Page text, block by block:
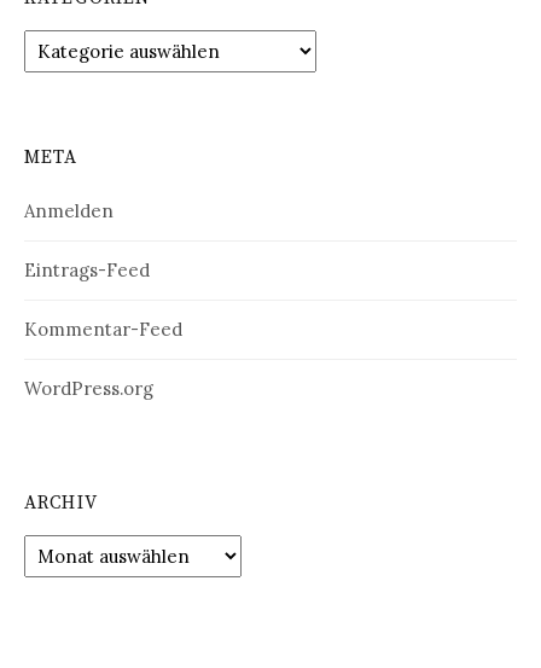
Kategorien
META
Anmelden
Eintrags-Feed
Kommentar-Feed
WordPress.org
ARCHIV
Archiv